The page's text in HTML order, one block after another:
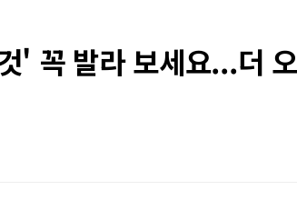
' 꼭 발라 보세요...더